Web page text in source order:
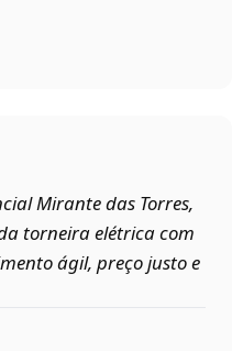
Mirante das Torres,
torneira elétrica com
ágil, preço justo e